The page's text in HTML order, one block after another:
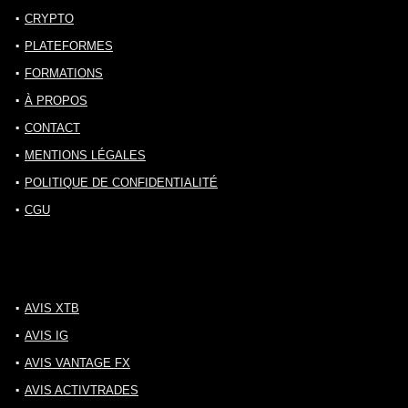
CRYPTO
PLATEFORMES
FORMATIONS
À PROPOS
CONTACT
MENTIONS LÉGALES
POLITIQUE DE CONFIDENTIALITÉ
CGU
AVIS XTB
AVIS IG
AVIS VANTAGE FX
AVIS ACTIVTRADES